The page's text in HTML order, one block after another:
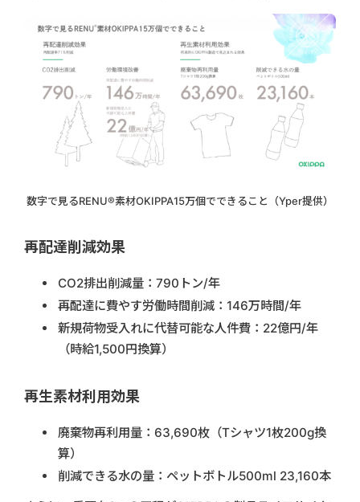
数字で見るRENU®️素材OKIPPA15万個でできること（Yper提供）
再配達削減効果
CO2排出削減量：790トン/年
再配達に費やす労働時間削減：146万時間/年
新規荷物受入れに代替可能な人件費：22億円/年
（時給1,500円換算）
再生素材利用効果
廃棄物再利用量：63,690枚（Tシャツ1枚200g換
算）
削減できる水の量：ペットボトル500ml 23,160本